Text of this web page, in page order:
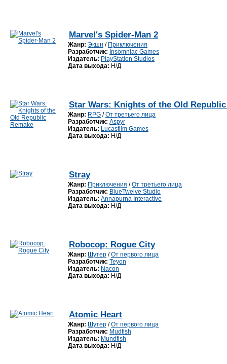
Marvel's Spider-Man 2
Жанр: Экшн / Приключения
Разработчик: Insomniac Games
Издатель: PlayStation Studios
Дата выхода: Н/Д
Star Wars: Knights of the Old Republic
Жанр: RPG /От третьего лица
Разработчик: Aspyr
Издатель: Lucasfilm Games
Дата выхода: Н/Д
Stray
Жанр: Приключения /От третьего лица
Разработчик: BlueTwelve Studio
Издатель: Annapurna Interactive
Дата выхода: Н/Д
Robocop: Rogue City
Жанр: Шутер /От первого лица
Разработчик: Teyon
Издатель: Nacon
Дата выхода: Н/Д
Atomic Heart
Жанр: Шутер /От первого лица
Разработчик: Mudfish
Издатель: Mundfish
Дата выхода: Н/Д